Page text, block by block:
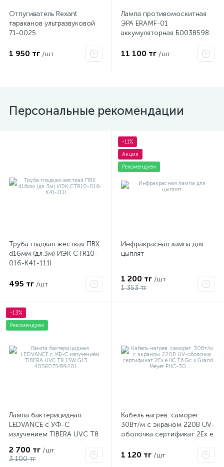
Отпугиватель Rexant
тараканов ультразвуковой
71-0025
1 950 тг /шт
Лампа противомоскитная
ЭРА ERAMF-01
аккумуляторная Б0038598
11 100 тг /шт
Персональные рекомендации
Труба гладкая жесткая ПВХ
d16мм (дл.3м) ИЭК CTR10-
016-K41-111I
495 тг /шт
-11%
Акция
Рекомендуем
Инфракрасная лампа для
цыплят
1 200 тг /шт
1 353 тг
-13%
Рекомендуем
Лампа бактерицидная
LEDVANCE с УФ-С
излучением TIBERA UVC T8
2 700 тг /шт
3 100 тг
Кабель нагрев. саморег.
30Вт/м с экраном 220В UV-
оболочка сертификат 2Ex e
PHC-30
1 120 тг /шт